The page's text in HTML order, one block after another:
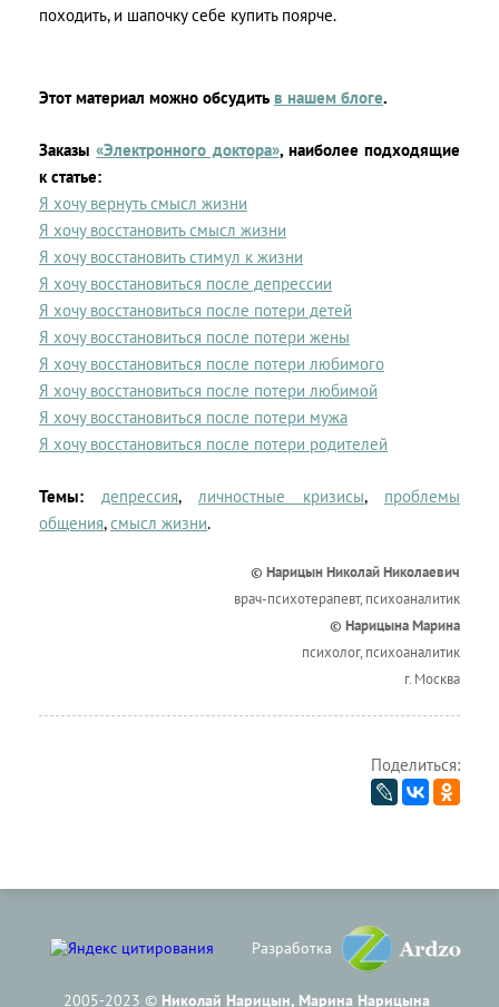
походить, и шапочку себе купить поярче.
Этот материал можно обсудить в нашем блоге.
Заказы«Электронного доктора», наиболее подходящие
к статье:
Я хочу вернуть смысл жизни
Я хочу восстановить смысл жизни
Я хочу восстановить стимул к жизни
Я хочу восстановиться после депрессии
Я хочу восстановиться после потери детей
Я хочу восстановиться после потери жены
Я хочу восстановиться после потери любимого
Я хочу восстановиться после потери любимой
Я хочу восстановиться после потери мужа
Я хочу восстановиться после потери родителей
Темы: депрессия, личностные кризисы, проблемы
общения,смысл жизни.
© Нарицын Николай Николаевич
врач-психотерапевт, психоаналитик
© Нарицына Марина
психолог, психоаналитик
г. Москва
Поделиться:
Разработка
2005-2023 © Николай Нарицын, Марина Нарицына